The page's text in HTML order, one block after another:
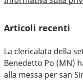
Articoli recenti
La clericalata della
Benedetto Po (MN)
alla messa per san